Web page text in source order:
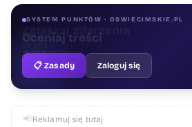
SYSTEM PUNKTÓW · OSWIECIMSKIE.PL
Oceniaj treści
+1 pkt
📋 Zasady
Zaloguj się
📢Reklamuj się tutaj